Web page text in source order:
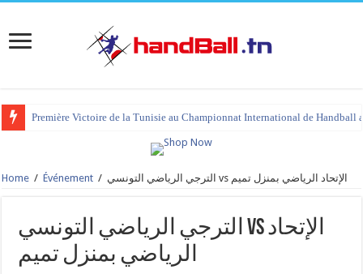
Première Victoire de la Tunisie au Championnat International de Handball
Home / Événement / الترجي الرياضي التونسي vs الإتحاد الرياضي بمنزل تميم
الترجي الرياضي التونسي vs الإتحاد
الرياضي بمنزل تميم